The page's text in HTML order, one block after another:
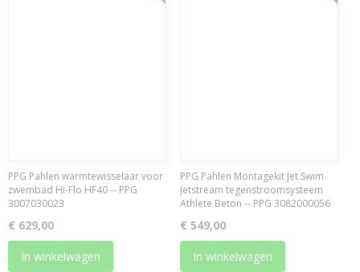
PPG Pahlen warmtewisselaar voor
zwembad Hi-Flo HF40 -- PPG
3007030023
€ 629,00
In winkelwagen
PPG Pahlen Montagekit Jet Swim
Jetstream tegenstroomsysteem
Athlete Beton -- PPG 3082000056
€ 549,00
In winkelwagen